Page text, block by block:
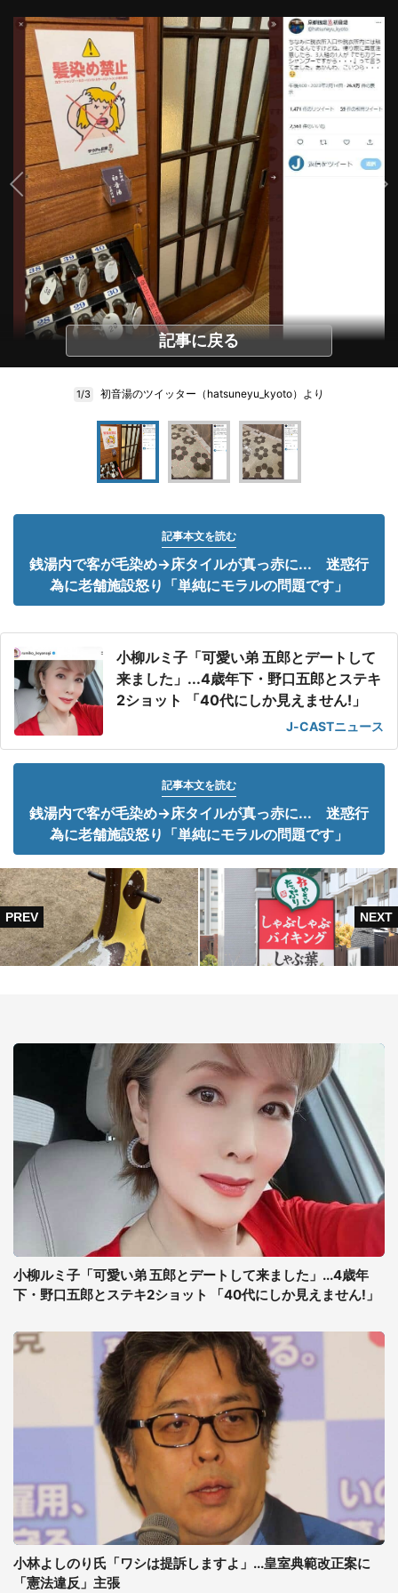
記事に戻る
1/3 初音湯のツイッター（hatsuneyu_kyoto）より
記事本文を読む
銭湯内で客が毛染め→床タイルが真っ赤に... 迷惑行
為に老舗施設怒り「単純にモラルの問題です」
小柳ルミ子「可愛い弟 五郎とデートして
来ました」...4歳年下・野口五郎とステキ
2ショット 「40代にしか見えません!」
J-CASTニュース
記事本文を読む
銭湯内で客が毛染め→床タイルが真っ赤に... 迷惑行
為に老舗施設怒り「単純にモラルの問題です」
小柳ルミ子「可愛い弟 五郎とデートして来ました」...4歳年
下・野口五郎とステキ2ショット 「40代にしか見えません!」
小林よしのり氏「ワシは提訴しますよ」...皇室典範改正案に
「憲法違反」主張